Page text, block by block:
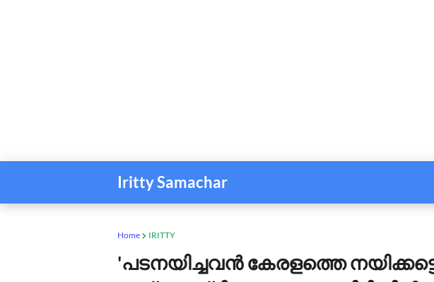
Iritty Samachar
Home IRITTY
'പടനയിച്ചവൻ കേരളത്തെ